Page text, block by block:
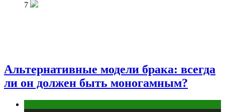
7
Альтернативные модели брака: всегда
ли он должен быть моногамным?